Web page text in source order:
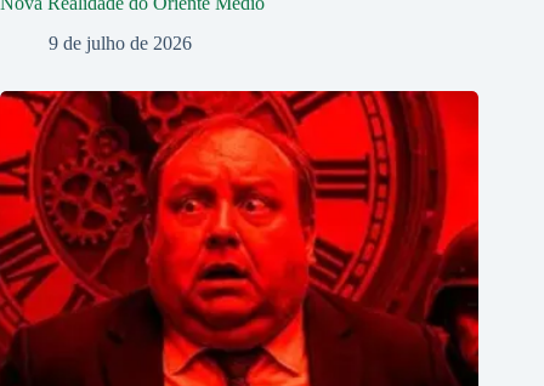
9 de julho de 2026